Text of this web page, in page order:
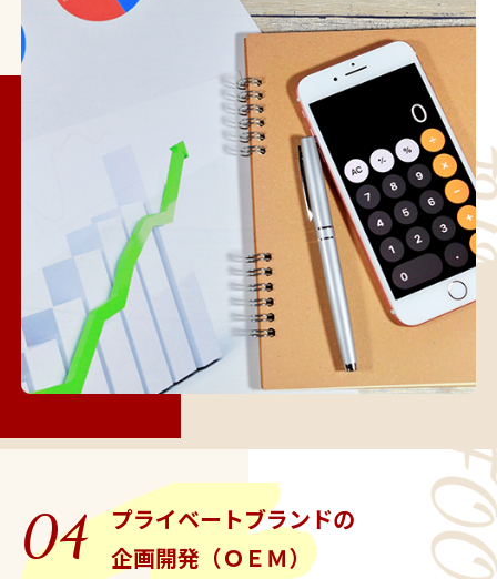
04
プライベートブランドの
企画開発（ＯＥＭ）